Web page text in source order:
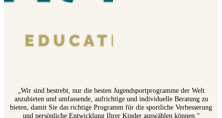
„Wir sind bestrebt, nur die besten Jugendsportprogramme der Welt
anzubieten und umfassende, aufrichtige und individuelle Beratung zu
bieten, damit Sie das richtige Programm für die sportliche Verbesserung
und persönliche Entwicklung Ihrer Kinder auswählen können.“